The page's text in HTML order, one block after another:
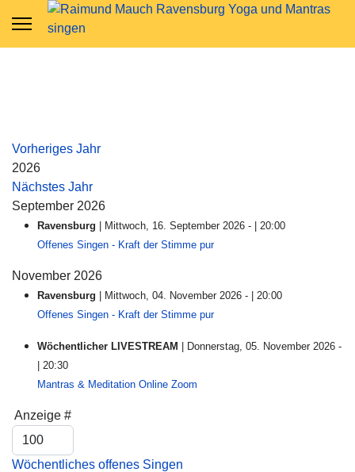
Vorheriges Jahr
2026
Nächstes Jahr
September 2026
Ravensburg | Mittwoch, 16. September 2026 - | 20:00
Offenes Singen - Kraft der Stimme pur
November 2026
Ravensburg | Mittwoch, 04. November 2026 - | 20:00
Offenes Singen - Kraft der Stimme pur
Wöchentlicher LIVESTREAM
| Donnerstag, 05. November 2026 -
| 20:30
Mantras & Meditation Online Zoom
Limite der Paginierungsliste
Anzeige #
Wöchentliches offenes Singen